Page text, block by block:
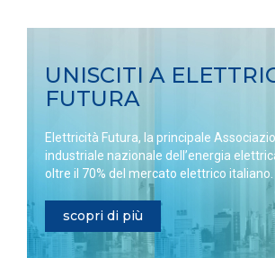
UNISCITI A
FUTURA
Elettricità Futura, la principale
industriale nazionale dell’energia
oltre il 70% del mercato elettrico italiano.
scopri di più